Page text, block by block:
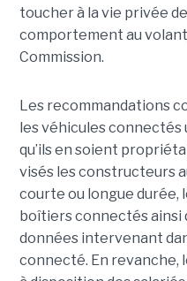
toucher à la vie privée
comportement au
Commission.
Les recommandations
les véhicules connectés
qu’ils en soient
visés les constructeurs
courte ou longue durée,
boîtiers connectés ainsi
données intervenant
connecté. En revanche,